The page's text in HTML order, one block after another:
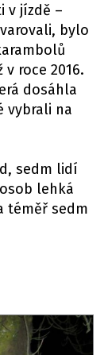
v jízdě –
bylo
roce 2016.
dosáhla
vybrali na
sedm lidí
lehká
téměř sedm